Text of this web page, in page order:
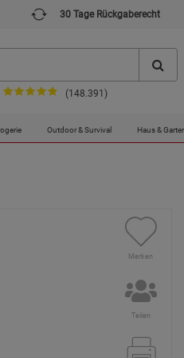
30 Tage Rückgaberecht
(148.391)
Outdoor & Survival Haus &
Merken
Teilen